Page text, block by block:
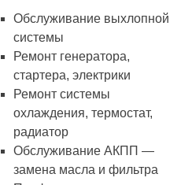
Обслуживание выхлопной
системы
Ремонт генератора,
стартера, электрики
Ремонт системы
охлаждения, термостат,
радиатор
Обслуживание АКПП —
замена масла и фильтра